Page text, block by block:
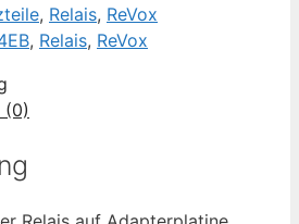
, Relais, ReVox
, Relais, ReVox
(0)